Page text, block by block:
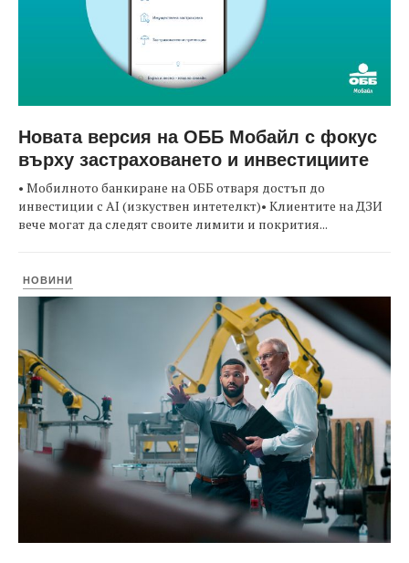
Новата версия на ОББ Мобайл с фокус
върху застраховането и инвестициите
• Мобилното банкиране на ОББ отваря достъп до
инвестиции с AI (изкуствен интетелкт)• Клиентите на ДЗИ
вече могат да следят своите лимити и покрития...
НОВИНИ